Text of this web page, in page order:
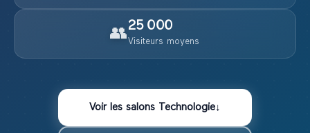
👥25 000
Visiteurs moyens
Voir les salons Technologie↓